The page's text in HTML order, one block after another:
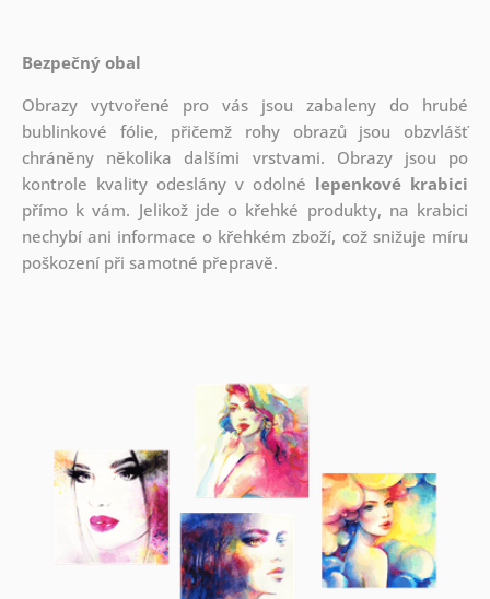
Bezpečný obal
Obrazy vytvořené pro vás jsou zabaleny do hrubé
bublinkové fólie, přičemž rohy obrazů jsou obzvlášť
chráněny několika dalšími vrstvami. Obrazy jsou po
kontrole kvality odeslány v odolné lepenkové krabici
přímo k vám. Jelikož jde o křehké produkty, na krabici
nechybí ani informace o křehkém zboží, což snižuje míru
poškození při samotné přepravě.